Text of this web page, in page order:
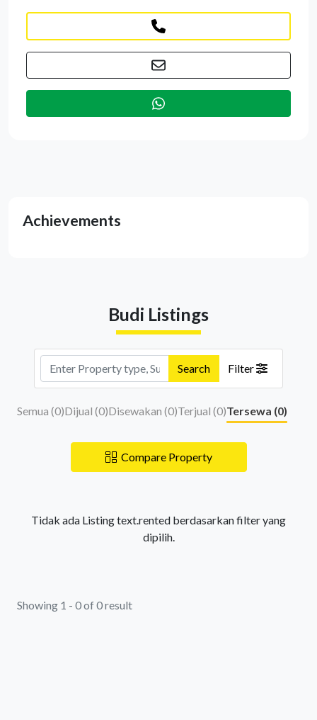
Achievements
Budi Listings
Search Filter
Semua (0)Dijual (0)Disewakan (0)Terjual (0)Tersewa (0)
Compare Property
Tidak ada Listing text.rented berdasarkan filter yang
dipilih.
Showing 1 - 0 of 0 result